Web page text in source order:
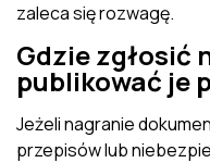
zaleca się rozwagę.
Gdzie zgłosić
publikować je
Jeżeli nagranie
przepisów lub